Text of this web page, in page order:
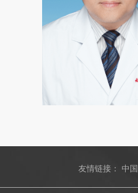
友情链接：中